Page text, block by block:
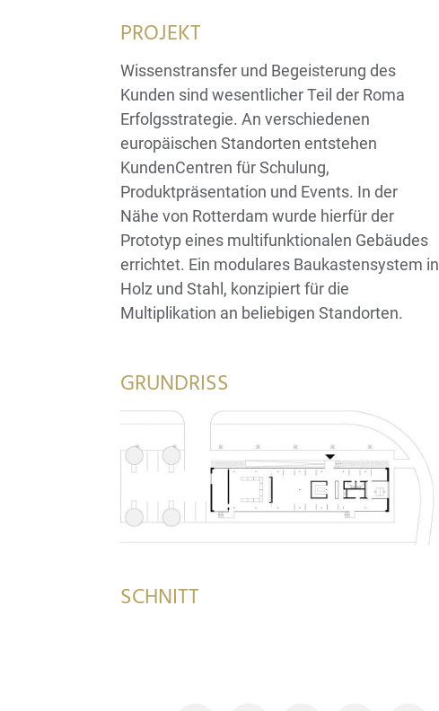
PROJEKT
Wissenstransfer und Begeisterung des
Kunden sind wesentlicher Teil der Roma
Erfolgsstrategie. An verschiedenen
europäischen Standorten entstehen
KundenCentren für Schulung,
Produktpräsentation und Events. In der
Nähe von Rotterdam wurde hierfür der
Prototyp eines multifunktionalen Gebäudes
errichtet. Ein modulares Baukastensystem in
Holz und Stahl, konzipiert für die
Multiplikation an beliebigen Standorten.
GRUNDRISS
SCHNITT